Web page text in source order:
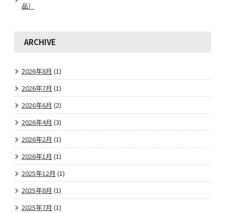
品）
ARCHIVE
2026年8月 (1)
2026年7月 (1)
2026年6月 (2)
2026年4月 (3)
2026年2月 (1)
2026年1月 (1)
2025年12月 (1)
2025年8月 (1)
2025年7月 (1)